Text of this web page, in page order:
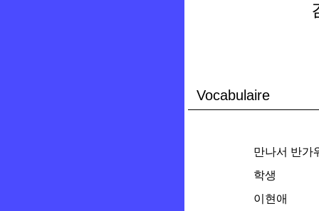
Vocabulaire
만나서 반가
학생
이현애